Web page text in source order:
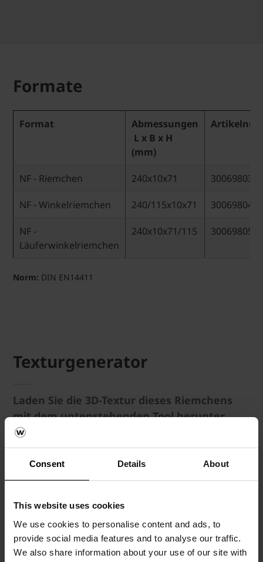
Consent Details About
This website uses cookies
We use cookies to personalise content and ads, to
provide social media features and to analyse our traffic.
We also share information about your use of our site with
Formate
Format
Abmessungen
L x B x H
(mm)
NF - Riemchen 240x10x71 30069803
NF - Winkelriemchen 240/115x10x71 30069804
NF -
Läuferwinkelriemchen
240x10x71/115 30069805
Norm: DIN EN14411
Texturgenerator
Laden Sie die 3D-Textur dieses Riemchens
mit dem untenstehenden Tool herunter.
Möchten Sie individuelle Einstellungen für Ihre
Wunschtextur vornehmen?
Kein Problem! Klicken Sie auf„Textur
Fugendicke für Stoß- und Längsfuge sowie aus
einer Vielzahl von Mauerwerksverbänden und
Fugenfarben. Anschließend können Sie die
angepasste Textur über die